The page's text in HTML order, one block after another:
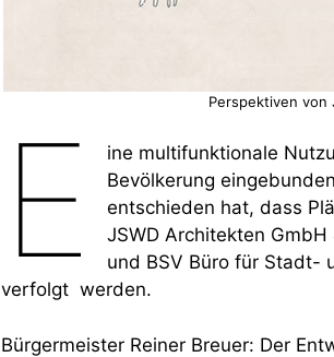
Perspektiven von
E
ine multifunktionale
Bevölkerung
entschieden hat, dass
JSWD Architekten
und BSV Büro für Stadt-
verfolgt werden.
Bürgermeister Reiner Breuer: Der